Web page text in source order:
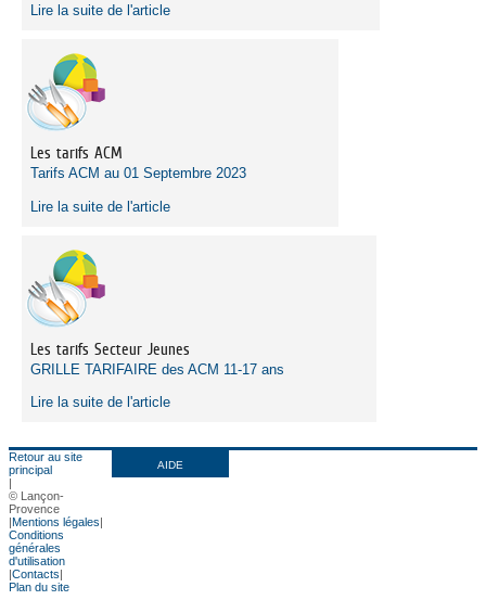
Lire la suite de l'article
Les tarifs ACM
Tarifs ACM au 01 Septembre 2023
Lire la suite de l'article
Les tarifs Secteur Jeunes
GRILLE TARIFAIRE des ACM 11-17 ans
Lire la suite de l'article
Retour au site
principal
© Lançon-
Provence
Mentions légales
Conditions
générales
d'utilisation
Contacts
Plan du site
AIDE